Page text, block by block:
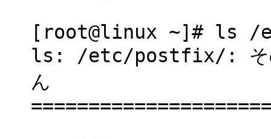
[root@linux ~]# ls
ls: /etc/postfix/: そのよ
ん